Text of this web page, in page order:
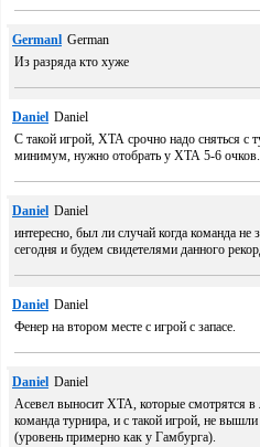
Germanl German
Из разряда кто хуже
Daniel Daniel
С такой игрой, ХТА срочно надо сняться с
минимум, нужно отобрать у ХТА 5-6 очков.
Daniel Daniel
интересно, был ли случай когда команда
сегодня и будем свидетелями данного
Daniel Daniel
Фенер на втором месте с игрой с запасе.
Daniel Daniel
Асевел выносит ХТА, которые смотрятся в
команда турнира, и с такой игрой, не
(уровень примерно как у Гамбурга).